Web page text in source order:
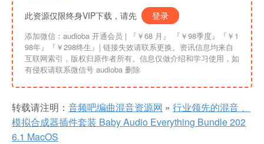
此资源仅限终身VIP下载，请先 登录
添加微信：audioba 开通会员 | 『￥68 月』 『￥98季度』『￥1
98年』『￥298终生』| 链接失效请联系更换。资讯信息均来自
互联网索引，版权归原作者所有。信息仅做介绍和学习使用，如
有侵权请联系微信号 audioba 删除
转载请注明： 音频吧编曲混音资源网 » 行业领先的混音 、
模拟合成器插件套装 Baby Audio Everything Bundle 202
6.1 MacOS